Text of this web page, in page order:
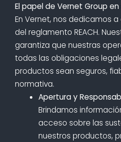
El papel de Vernet Group en
En Vernet, nos dedicamos
del reglamento REACH.
garantiza que nuestras
todas las obligaciones
productos sean seguros,
normativa.
Apertura y
Brindamos
acceso sobre las
nuestros productos,